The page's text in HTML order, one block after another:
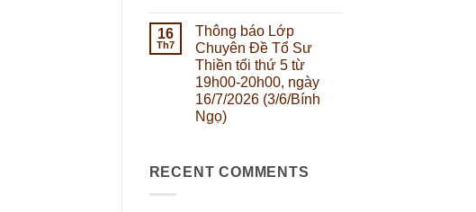
Ngọ)
Thiền
Căn
Bản
tối
thứ
2
hằng
tuần
từ
20/7/2026
(7/6/Bính
bình
luận
ở
Thông
báo
Lớp
Thiền
Căn
Bản
hằng
16
Th7
Thông báo Lớp
Chuyên Đề Tổ Sư
Thiền tối thứ 5 từ
19h00-20h00, ngày
16/7/2026 (3/6/Bính
Ngọ)
luận
ở
RECENT COMMENTS